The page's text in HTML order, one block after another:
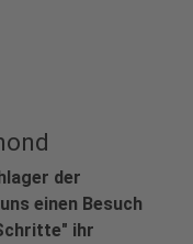
der
einen Besuch
ihr